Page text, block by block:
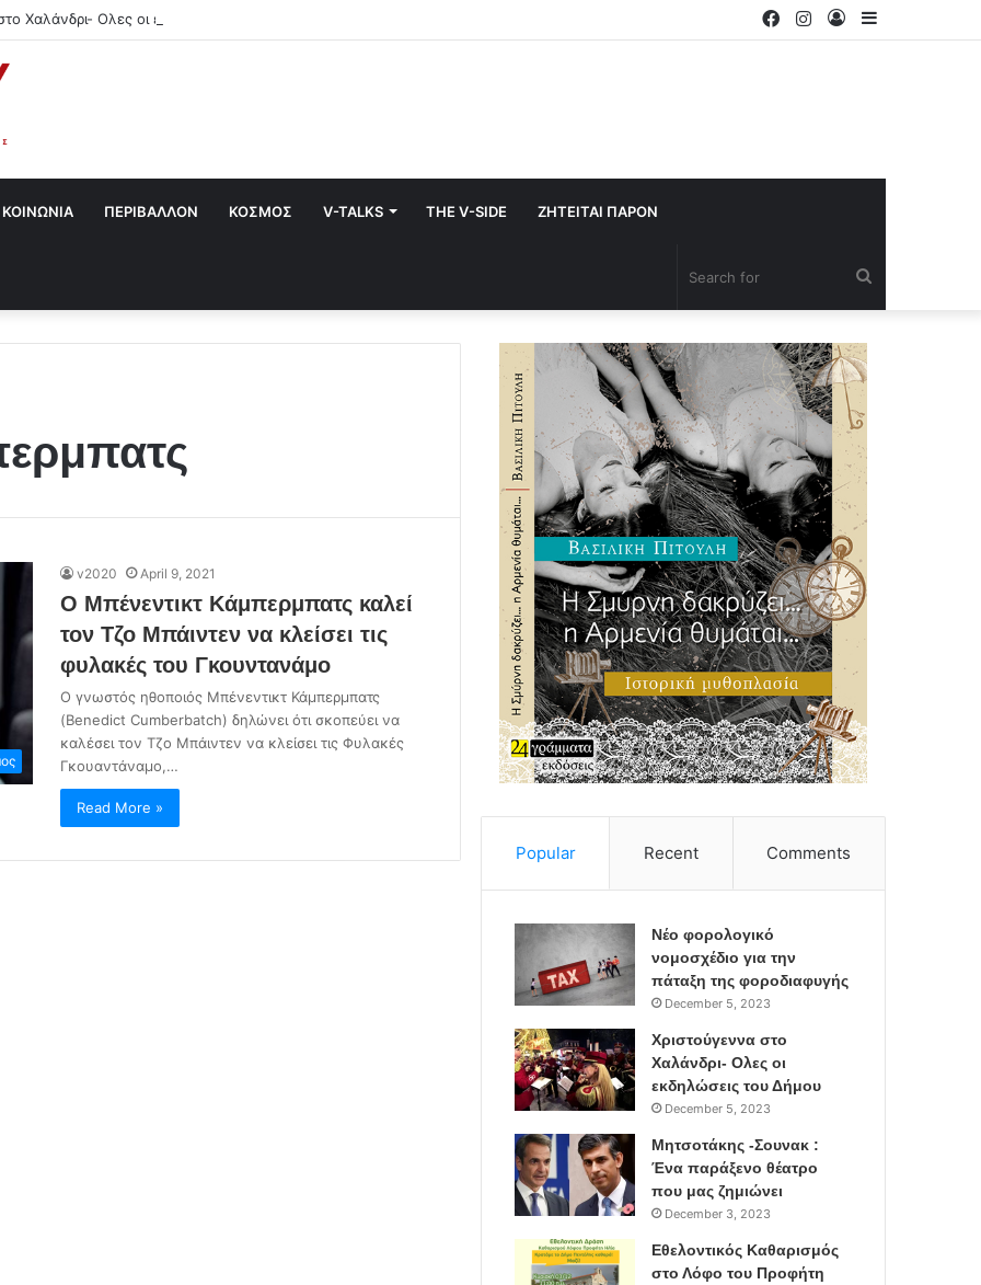
Χαλάνδρι- Ολες οι εκδηλώσεις του Δήμου
Log
Instagram
Facebook
ΚΟΙΝΩΝΙΑ ΠΕΡΙΒΑΛΛΟΝ ΚΟΣΜΟΣ V-TALKS THE V-SIDE ΖΗΤΕΙΤΑΙ ΠΑΡΟΝ
v2020 April 9, 2021
Ο Μπένεντικτ Κάμπερμπατς καλεί
τον Τζο Μπάιντεν να κλείσει τις
φυλακές του Γκουντανάμο
Ο γνωστός ηθοποιός Μπένεντικτ Κάμπερμπατς
(Benedict Cumberbatch) δηλώνει ότι σκοπεύει να
καλέσει τον Τζο Μπάιντεν να κλείσει τις Φυλακές
Γκουαντάναμο,…
Read More »
Popular Recent Comments
Νέο φορολογικό
νομοσχέδιο για την
πάταξη της φοροδιαφυγής
December 5, 2023
Χριστούγεννα στο
Χαλάνδρι- Ολες οι
εκδηλώσεις του Δήμου
December 5, 2023
Μητσοτάκης -Σουνακ :
Ένα παράξενο θέατρο
που μας ζημιώνει
December 3, 2023
Εθελοντικός Καθαρισμός
στο Λόφο του Προφήτη